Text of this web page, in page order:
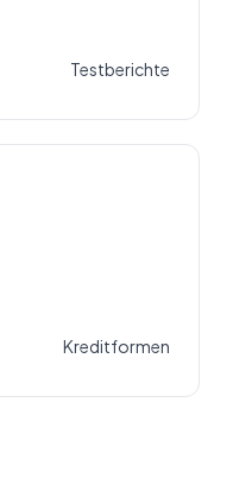
Testberichte
Kreditformen